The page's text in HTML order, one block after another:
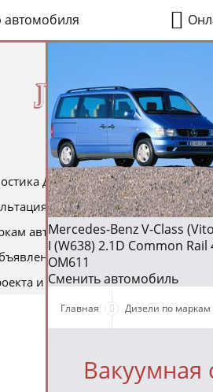
J
Дизеля
по Дизелю
авто
и оплата услуг
Mercedes-Benz V-Class
I (W638) 2.1D Common Rail
OM611
Сменить автомобиль
Главная Дизели по маркам
Вакуумная